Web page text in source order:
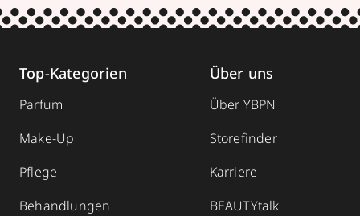
Top-Kategorien
Parfum
Make-Up
Pflege
Behandlungen
Über uns
Über YBPN
Storefinder
Karriere
BEAUTYtalk